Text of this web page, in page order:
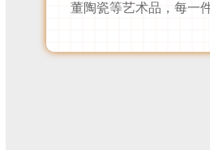
董陶瓷等艺术品，每一